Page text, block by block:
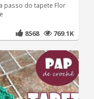
passo do tapete Flor
8568 769.1K